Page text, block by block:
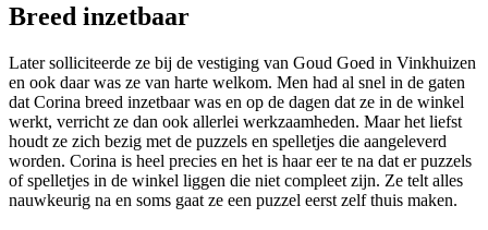
Breed inzetbaar
Later solliciteerde ze bij de vestiging van Goud Goed in Vinkhuizen
en ook daar was ze van harte welkom. Men had al snel in de gaten
dat Corina breed inzetbaar was en op de dagen dat ze in de winkel
werkt, verricht ze dan ook allerlei werkzaamheden. Maar het liefst
houdt ze zich bezig met de puzzels en spelletjes die aangeleverd
worden. Corina is heel precies en het is haar eer te na dat er puzzels
of spelletjes in de winkel liggen die niet compleet zijn. Ze telt alles
nauwkeurig na en soms gaat ze een puzzel eerst zelf thuis maken.